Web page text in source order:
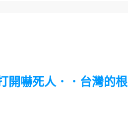
開嚇死人．．台灣的根